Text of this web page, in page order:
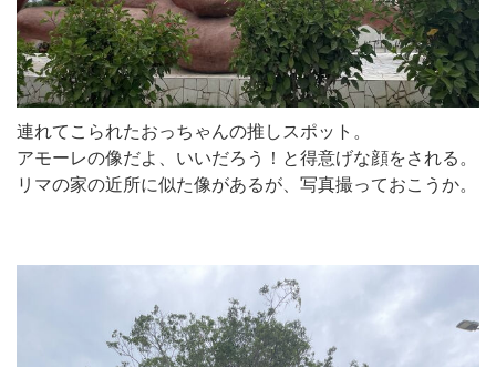
連れてこられたおっちゃんの推しスポット。
アモーレの像だよ、いいだろう！と得意げな顔をされる。
リマの家の近所に似た像があるが、写真撮っておこうか。